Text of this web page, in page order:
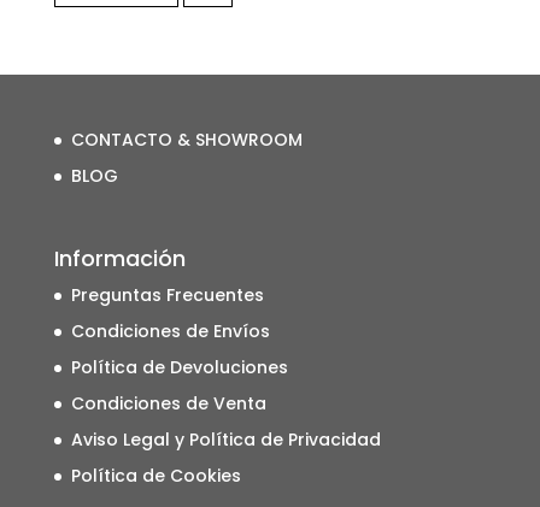
era:
es:
CONTACTO & SHOWROOM
BLOG
Información
Preguntas Frecuentes
Condiciones de Envíos
Política de Devoluciones
Condiciones de Venta
Aviso Legal y Política de Privacidad
Política de Cookies